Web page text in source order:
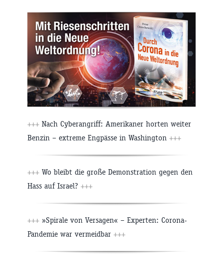
+++ Nach Cyberangriff: Amerikaner horten weiter
Benzin – extreme Engpässe in Washington +++
+++ Wo bleibt die große Demonstration gegen den
Hass auf Israel? +++
+++ »Spirale von Versagen« – Experten: Corona-
Pandemie war vermeidbar +++